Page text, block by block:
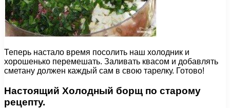
Теперь настало время посолить наш холодник и
хорошенько перемешать. Заливать квасом и добавлять
сметану должен каждый сам в свою тарелку. Готово!
Настоящий Холодный борщ по старому
рецепту.